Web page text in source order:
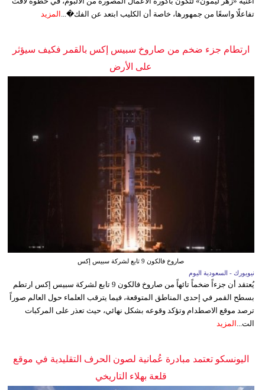
تفاعلًا واسعًا من جمهورها، خاصة أن الكليب ابتعد عن الفك�... المزيد
ارتطام جزء ضخم من صاروخ سبيس إكس بالقمر فكيف سيؤثر
على الأرض
صاروخ فالكون 9 تابع لشركة سبيس إكس
نيويورك - السعودية اليوم
يُعتقد أن جزءاً ضخماً تائهاً من صاروخ فالكون 9 تابع لشركة سبيس إكس ارتطم
بسطح القمر في إحدى المناطق المتوقعة، فيما يترقب العلماء حول العالم صوراً
ترصد موقع الاصطدام وتؤكد وقوعه بشكل نهائي، حيث تعذر على المركبات
الت...
المزيد
اليونسكو تعتمد مبادرة عُمانية لصون الحرف التقليدية في موقع
قلعة بهلاء التاريخي